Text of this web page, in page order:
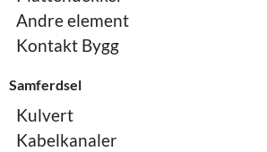
Andre element
Kontakt Bygg
Samferdsel
Kulvert
Kabelkanaler